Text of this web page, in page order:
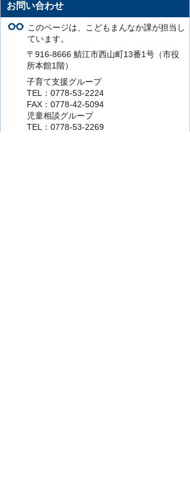
お問い合わせ
このページは、こどもまんなか課が担当し
ています。
〒916-8666 鯖江市西山町13番1号（市役
所本館1階）
子育て支援グループ
TEL：0778-53-2224
FAX：0778-42-5094
児童相談グループ
TEL：0778-53-2269